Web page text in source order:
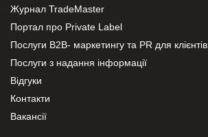
Журнал TradeMaster
Портал про Private Label
Послуги В2В- маркетингу та PR для клієнтів
Послуги з надання інформації
Відгуки
Контакти
Вакансії